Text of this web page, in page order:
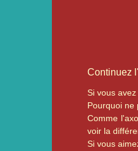
Continuez
Si vous
Pourquoi
Comme
voir la
Si vous